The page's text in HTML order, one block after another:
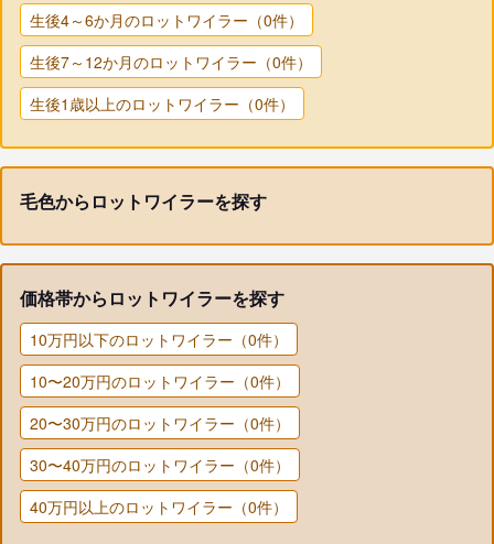
生後4～6か月のロットワイラー（0件）
生後7～12か月のロットワイラー（0件）
生後1歳以上のロットワイラー（0件）
毛色からロットワイラーを探す
価格帯からロットワイラーを探す
10万円以下のロットワイラー（0件）
10〜20万円のロットワイラー（0件）
20〜30万円のロットワイラー（0件）
30〜40万円のロットワイラー（0件）
40万円以上のロットワイラー（0件）